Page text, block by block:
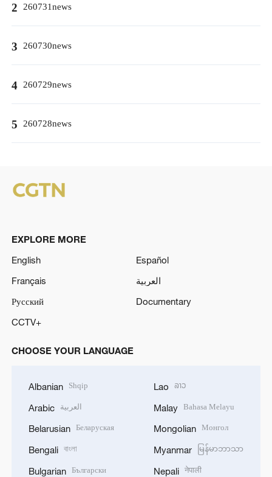
2 260731news
3 260730news
4 260729news
5 260728news
EXPLORE MORE
English
Español
Français
العربية
Русский
Documentary
CCTV+
CHOOSE YOUR LANGUAGE
Albanian Shqip
Arabic العربية
Belarusian Беларуская
Bengali বাংলা
Bulgarian Български
Lao ລາວ
Malay Bahasa Melayu
Mongolian Монгол
Myanmar မြန်မာဘာသာ
Nepali नेपाली